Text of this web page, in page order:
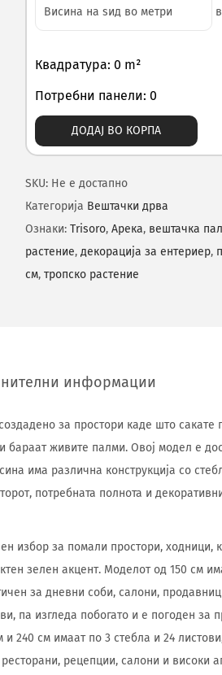
Квадратура: 0 m²
Потребни панели: 0
ДОДАЈ ВО КОРПА
SKU: Не е достапно
Категорија Вештачки дрва
Ознаки: Trisoro, Арека, вештачка
растение, декорација за ентериер,
см, тропско растение
информации
за простори каде што сакате
бараат живите палми. Овој модел е
има различна конструкција со
потребната полнота и
избор за помали простори, ходници,
зелен акцент. Моделот од 150 см
за дневни соби, салони,
па изгледа побогато и е погоден за
240 см имаат по 3 стебла и 24
рецепции, салони и високи